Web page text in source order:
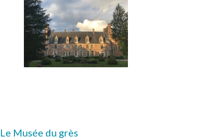
Le Musée du grès